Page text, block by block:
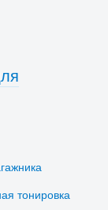
тонировка